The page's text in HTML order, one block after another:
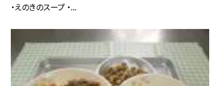
・えのきのスープ ・...